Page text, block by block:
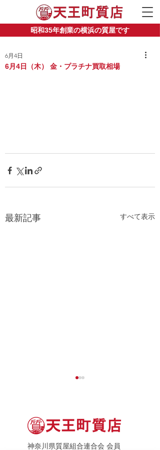
昭和35年創業の横浜の質屋です
6月4日（木） 金・プラチナ買取相場
6月4日
最新記事 すべて表示
神奈川県質屋組合連合会 会員